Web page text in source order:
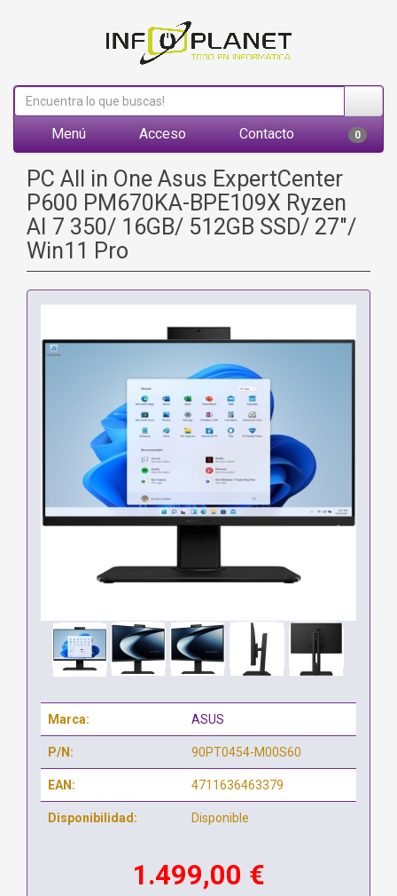
Menú Acceso Contacto 0
PC All in One Asus ExpertCenter
P600 PM670KA-BPE109X Ryzen
AI 7 350/ 16GB/ 512GB SSD/ 27"/
Win11 Pro
Marca: ASUS
P/N: 90PT0454-M00S60
EAN: 4711636463379
Disponibilidad: Disponible
1.499,00 €